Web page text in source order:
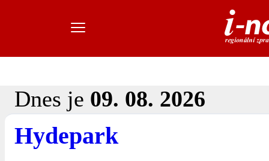
Dnes je 09. 08. 2026
Hydepark